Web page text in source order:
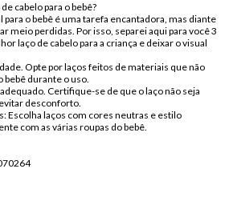
cabelo para o bebê?
para o bebê é uma tarefa encantadora, mas diante
meio perdidas. Por isso, separei aqui para você 3
laço de cabelo para a criança e deixar o visual
Opte por laços feitos de materiais que não
durante o uso.
Certifique-se de que o laço não seja
desconforto.
Escolha laços com cores neutras e estilo
com as várias roupas do bebê.